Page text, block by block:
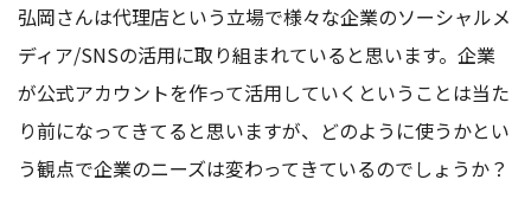
弘岡さんは代理店という立場で様々な企業のソーシャルメ
ディア/SNSの活用に取り組まれていると思います。企業
が公式アカウントを作って活用していくということは当た
り前になってきてると思いますが、どのように使うかとい
う観点で企業のニーズは変わってきているのでしょうか？